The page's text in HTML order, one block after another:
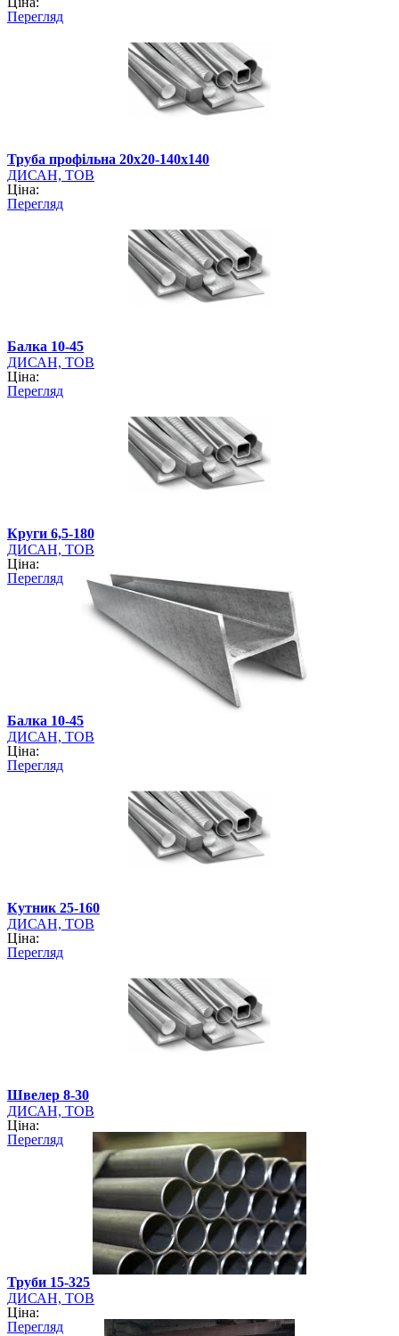
Перегляд
Труба профільна 20х20-140х140
ДИСАН, ТОВ
Ціна:
Перегляд
Балка 10-45
ДИСАН, ТОВ
Ціна:
Перегляд
Круги 6,5-180
ДИСАН, ТОВ
Ціна:
Перегляд
Балка 10-45
ДИСАН, ТОВ
Ціна:
Перегляд
Кутник 25-160
ДИСАН, ТОВ
Ціна:
Перегляд
Швелер 8-30
ДИСАН, ТОВ
Ціна:
Перегляд
Труби 15-325
ДИСАН, ТОВ
Ціна:
Перегляд